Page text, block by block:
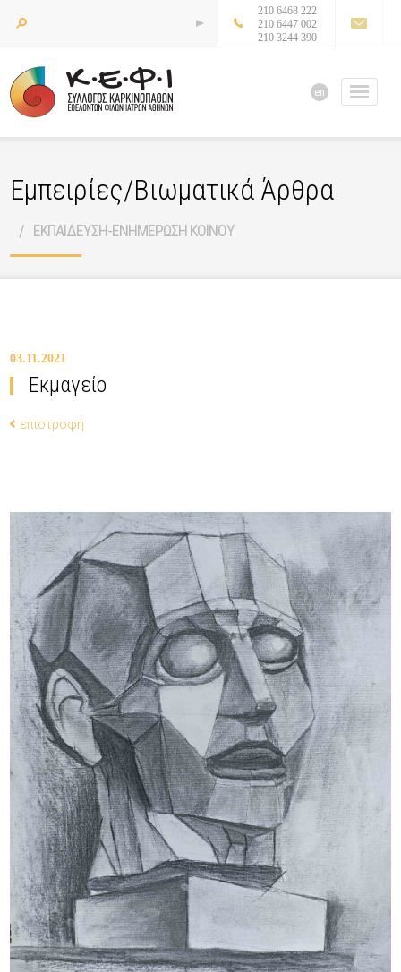
210 6468 222
210 6447 002
210 3244 390
en
Εμπειρίες/Βιωματικά Άρθρα
ΕΚΠΑΙΔΕΥΣΗ-ΕΝΗΜΕΡΩΣΗ ΚΟΙΝΟΥ
03.11.2021
Εκμαγείο
επιστροφή